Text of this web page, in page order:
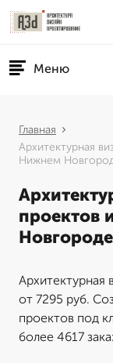
Меню
Главная
Архитектурная
Нижнем
проектов
Новгороде
Архитектурная
от 7295 руб.
проектов под
более 4617